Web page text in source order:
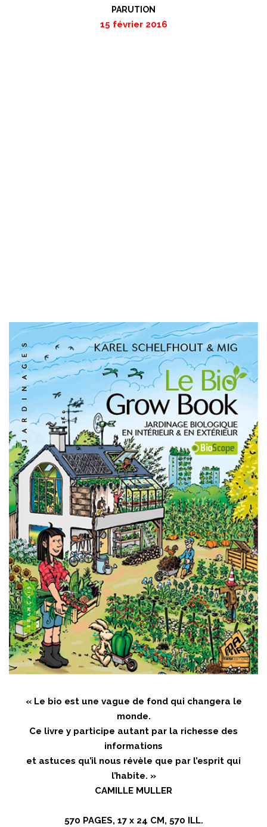
PARUTION
15 février 2016
« Le bio est une vague de fond qui changera le
monde.
Ce livre y participe autant par la richesse des
informations
et astuces qu’il nous révèle que par l’esprit qui
l’habite. »
CAMILLE MULLER
570 PAGES, 17 x 24 CM, 570 ILL.